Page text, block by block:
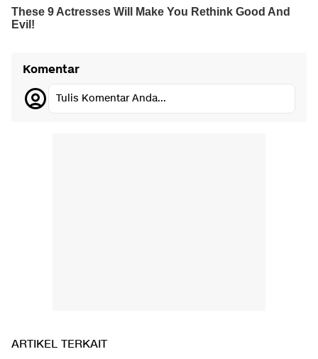
Komentar
Tulis Komentar Anda...
ARTIKEL TERKAIT